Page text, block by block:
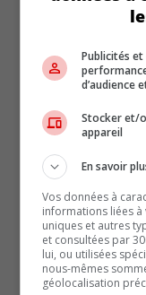
ARTICLES
Publicités
d’audience
Stocker et/
appareil
En savoir
Vos données à
informations liées
uniques et autres
et consultées par
lui, ou utilisées
nous-mêmes
géolocalisation